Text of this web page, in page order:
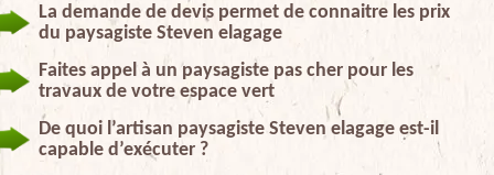
La demande de devis permet de connaitre les prix
du paysagiste Steven elagage
Faites appel à un paysagiste pas cher pour les
travaux de votre espace vert
De quoi l’artisan paysagiste Steven elagage est-il
capable d’exécuter ?